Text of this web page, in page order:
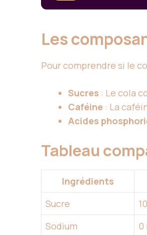
Les
Pour comprendre si le
Sucres : Le cola
Caféine : La
Acides
Tableau
Ingrédients
Sucre
Sodium
0